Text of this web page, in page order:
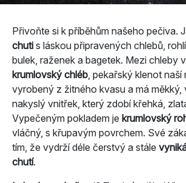
Přivoňte si k příběhům našeho pečiva.
chuti s láskou připravených chlebů,
bulek, raženek a bagetek. Mezi chleby
krumlovský chléb , pekařský klenot naší
vyrobený z žitného kvasu a má měkký,
nakyslý vnitřek, který zdobí křehká,
Vypečeným pokladem je krumlovský
vláčný, s křupavým povrchem. Své
tím, že vydrží déle čerstvý a stále
chutí.